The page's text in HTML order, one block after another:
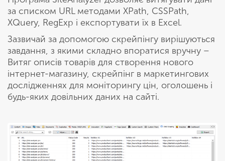
за списком URL методами XPath, CSSPath,
XQuery, RegExp і експортувати їх в Excel.
Зазвичай за допомогою скрейпінгу вирішуються
завдання, з якими складно впоратися вручну –
Витяг описів товарів для створення нового
інтернет-магазину, скрейпінг в маркетингових
дослідженнях для моніторингу цін, оголошень і
будь-яких довільних даних на сайті.